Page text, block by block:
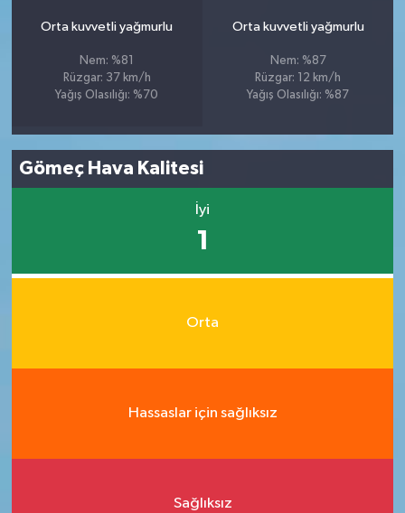
Orta kuvvetli yağmurlu
Nem: %81
Rüzgar: 37 km/h
Yağış Olasılığı: %70
Orta kuvvetli yağmurlu
Nem: %87
Rüzgar: 12 km/h
Yağış Olasılığı: %87
Gömeç Hava Kalitesi
İyi
1
Orta
Hassaslar için sağlıksız
Sağlıksız